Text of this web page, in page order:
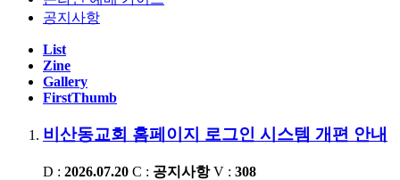
공지사항
List
Zine
Gallery
FirstThumb
비산동교회 홈페이지 로그인 시스템 개편 안내
D : 2026.07.20 C : 공지사항 V : 308